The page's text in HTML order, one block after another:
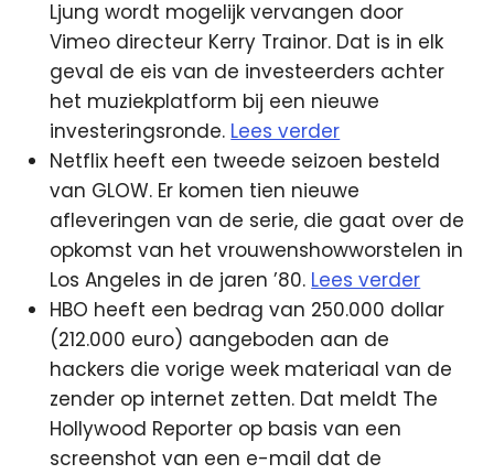
Ljung wordt mogelijk vervangen door
Vimeo directeur Kerry Trainor. Dat is in elk
geval de eis van de investeerders achter
het muziekplatform bij een nieuwe
investeringsronde. Lees verder
Netflix heeft een tweede seizoen besteld
van GLOW. Er komen tien nieuwe
afleveringen van de serie, die gaat over de
opkomst van het vrouwenshowworstelen in
Los Angeles in de jaren ’80. Lees verder
HBO heeft een bedrag van 250.000 dollar
(212.000 euro) aangeboden aan de
hackers die vorige week materiaal van de
zender op internet zetten. Dat meldt The
Hollywood Reporter op basis van een
screenshot van een e-mail dat de